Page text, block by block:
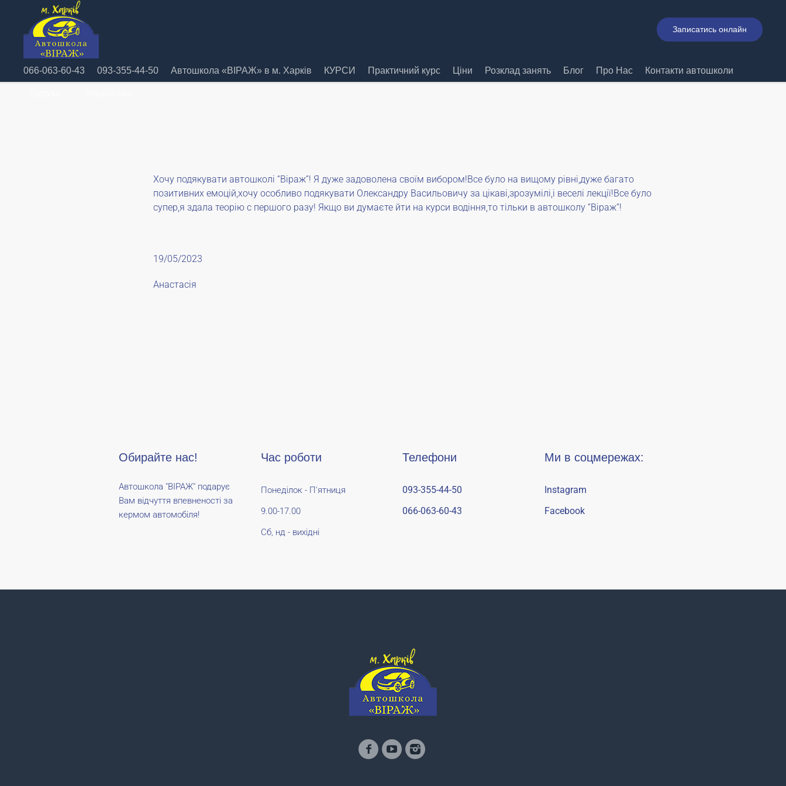
Записатись онлайн
066-063-60-43 093-355-44-50 Автошкола «ВІРАЖ» в м. Харків КУРСИ Практичний курс Ціни Розклад занять Блог Про Нас Контакти автошколи
Хочу подякувати автошколі “Віраж”! Я дуже задоволена своїм вибором!Все було на вищому рівні,дуже багато
позитивних емоцій,хочу особливо подякувати Олександру Васильовичу за цікаві,зрозумілі,і веселі лекції!Все було
супер,я здала теорію с першого разу! Якщо ви думаєте йти на курси водіння,то тільки в автошколу “Віраж”!
19/05/2023
Анастасія
Обирайте нас!
Автошкола "ВІРАЖ" подарує
Вам відчуття впевненості за
кермом автомобіля!
Час роботи
Понеділок - П'ятниця
9.00-17.00
Сб, нд - вихідні
Телефони
093-355-44-50
066-063-60-43
Ми в соцмережах:
Instagram
Facebook